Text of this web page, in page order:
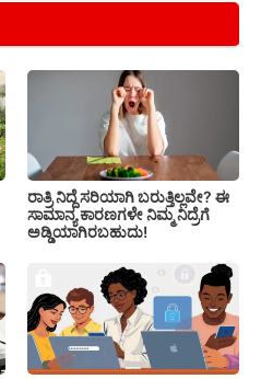
ರಾತ್ರಿ ನಿದ್ದೆ ಸರಿಯಾಗಿ ಬರುತ್ತಿಲ್ಲವೇ? ಈ
ಸಾಮಾನ್ಯ ಕಾರಣಗಳೇ ನಿಮ್ಮ ನಿದ್ರೆಗೆ
ಅಡ್ಡಿಯಾಗಿರಬಹುದು!